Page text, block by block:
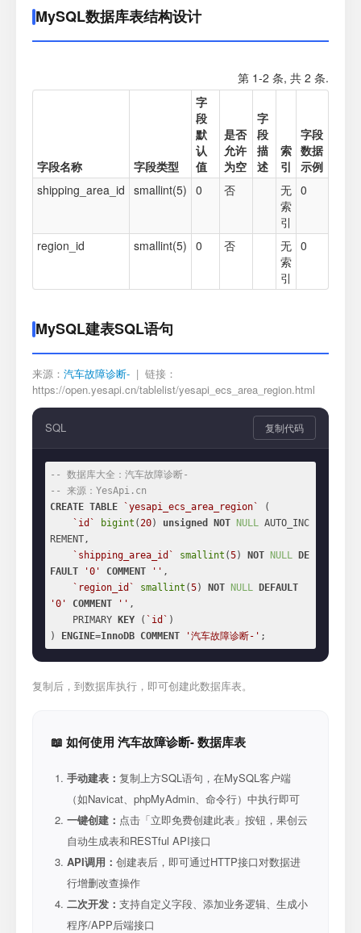
MySQL数据库表结构设计
第 1-2 条, 共 2 条.
字段名称 字段类型
字
段
默
认
值
是否
允许
为空
字
段
描
述
索
引
字段
数据
示例
shipping_area_id smallint(5) 0 否
无
索
引
0
region_id smallint(5) 0 否
无
索
引
0
MySQL建表SQL语句
来源： 汽车故障诊断- | 链接：
https://open.yesapi.cn/tablelist/yesapi_ecs_area_region.html
SQL 复制代码
-- 数据库大全：汽车故障诊断-
-- 来源：YesApi.cn
CREATE TABLE `yesapi_ecs_area_region`
(
`id`
bigint (20) unsigned NOT NULL AUTO_INC
REMENT,
`shipping_area_id`
smallint (5) NOT NULL
DE
FAULT
'0' COMMENT '' ,
`region_id`
smallint (5) NOT NULL
DEFAULT
'0'
COMMENT '' ,
    PRIMARY
KEY ( `id` )
)
ENGINE=InnoDB COMMENT '汽车故障诊断-' ;
复制后，到数据库执行，即可创建此数据库表。
📖 如何使用 汽车故障诊断- 数据库表
手动建表： 复制上方SQL语句，在MySQL客户端
（如Navicat、phpMyAdmin、命令行）中执行即可
一键创建： 点击「立即免费创建此表」按钮，果创云
自动生成表和RESTful API接口
API调用： 创建表后，即可通过HTTP接口对数据进
行增删改查操作
二次开发： 支持自定义字段、添加业务逻辑、生成小
程序/APP后端接口